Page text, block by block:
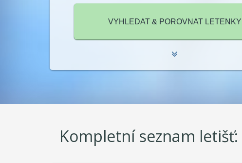
Kompletní seznam letišť: